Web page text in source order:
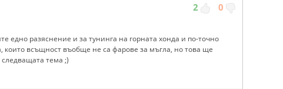
2 0
едно разяснение и за тунинга на горната хонда и по-точно
които всъщност въобще не са фарове за мъгла, но това ще
следващата тема ;)